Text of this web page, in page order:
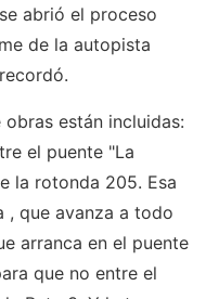
abrió el proceso
de la autopista
están incluidas:
el puente "La
la rotonda 205. Esa
, que avanza a todo
arranca en el puente
que no entre el